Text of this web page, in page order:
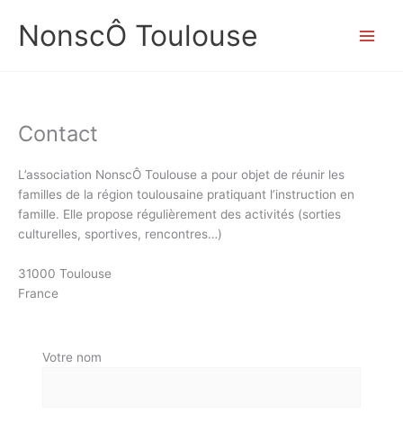
contenu
NonscÔ Toulouse
Contact
L’association NonscÔ Toulouse a pour objet de réunir les
familles de la région toulousaine pratiquant l’instruction en
famille. Elle propose régulièrement des activités (sorties
culturelles, sportives, rencontres…)
31000 Toulouse
France
Votre nom